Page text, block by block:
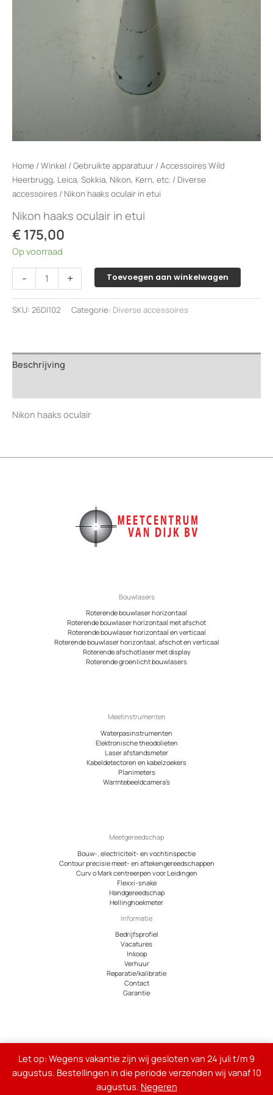
Let op: Wegens vakantie zijn wij gesloten van 24 juli t/m 9
augustus. Bestellingen in die periode verzenden wij vanaf 10
augustus. Negeren
Home /Winkel /Gebruikte apparatuur /Accessoires Wild
Heerbrugg, Leica, Sokkia, Nikon, Kern, etc. / Diverse
accessoires / Nikon haaks oculair in etui
Nikon haaks oculair in etui
€ 175,00
Op voorraad
-
haaks
oculair
in
+ Toevoegen aan winkelwagen
SKU: 26DI102 Categorie: Diverse accessoires
Beschrijving
Nikon haaks oculair
Bouwlasers
Roterende bouwlaser horizontaal
Roterende bouwlaser horizontaal met afschot
Roterende bouwlaser horizontaal en verticaal
Roterende bouwlaser horizontaal, afschot en verticaal
Roterende afschotlaser met display
Roterende groenlicht bouwlasers
Meetinstrumenten
Waterpasinstrumenten
Elektronische theodolieten
Laser afstandsmeter
Kabeldetectoren en kabelzoekers
Planimeters
Warmtebeeldcamera’s
Meetgereedschap
Bouw-, electriciteit- en vochtinspectie
Contour precisie meet- en aftekengereedschappen
Curv o Mark centreerpen voor Leidingen
Flexxi-snake
Handgereedschap
Hellinghoekmeter
Informatie
Bedrijfsprofiel
Vacatures
Inkoop
Verhuur
Reparatie/kalibratie
Contact
Garantie
Alle genoemde bedragen op de site zijn exclusief 21% btw